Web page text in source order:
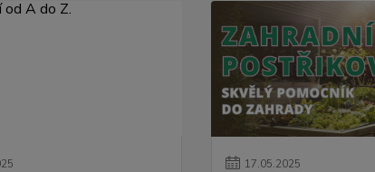
17.05.2025